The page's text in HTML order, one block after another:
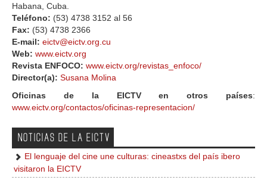
Habana, Cuba.
Teléfono: (53) 4738 3152 al 56
Fax: (53) 4738 2366
E-mail: eictv@eictv.org.cu
Web: www.eictv.org
Revista ENFOCO: www.eictv.org/revistas_enfoco/
Director(a): Susana Molina
Oficinas de la EICTV en otros países:
www.eictv.org/contactos/oficinas-representacion/
NOTICIAS DE LA EICTV
El lenguaje del cine une culturas: cineastxs del país ibero
visitaron la EICTV